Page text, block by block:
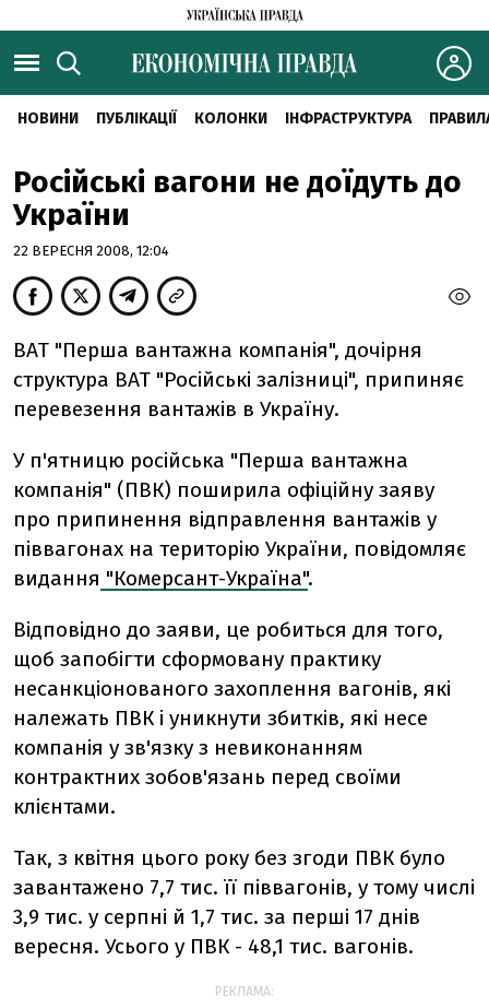
НОВИНИ ПУБЛІКАЦІЇ КОЛОНКИ ІНФРАСТРУКТУРА
Російські вагони не доїдуть до
України
22 ВЕРЕСНЯ 2008, 12:04
ВАТ "Перша вантажна компанія", дочірня
структура ВАТ "Російські залізниці", припиняє
перевезення вантажів в Україну.
У п'ятницю російська "Перша вантажна
компанія" (ПВК) поширила офіційну заяву
про припинення відправлення вантажів у
піввагонах на територію України, повідомляє
видання "Комерсант-Україна".
Відповідно до заяви, це робиться для того,
щоб запобігти сформовану практику
несанкціонованого захоплення вагонів, які
належать ПВК і уникнути збитків, які несе
компанія у зв'язку з невиконанням
контрактних зобов'язань перед своїми
клієнтами.
Так, з квітня цього року без згоди ПВК було
завантажено 7,7 тис. її піввагонів, у тому числі
3,9 тис. у серпні й 1,7 тис. за перші 17 днів
вересня. Усього у ПВК - 48,1 тис. вагонів.
РЕКЛАМА: